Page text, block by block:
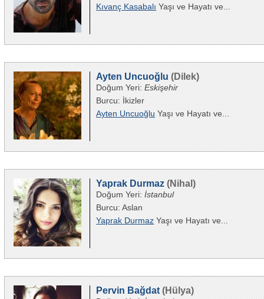
Kıvanç KasabalıYaşı ve Hayatı ve...
Ayten Uncuoğlu (Dilek)
Doğum Yeri:Eskişehir
Burcu: İkizler
Ayten UncuoğluYaşı ve Hayatı ve...
Yaprak Durmaz (Nihal)
Doğum Yeri:İstanbul
Burcu: Aslan
Yaprak DurmazYaşı ve Hayatı ve...
Pervin Bağdat (Hülya)